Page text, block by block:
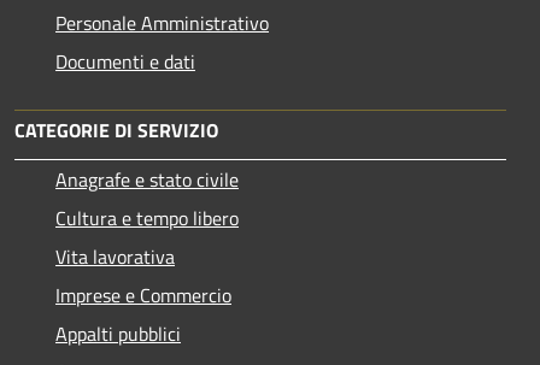
Personale Amministrativo
Documenti e dati
CATEGORIE DI SERVIZIO
Anagrafe e stato civile
Cultura e tempo libero
Vita lavorativa
Imprese e Commercio
Appalti pubblici